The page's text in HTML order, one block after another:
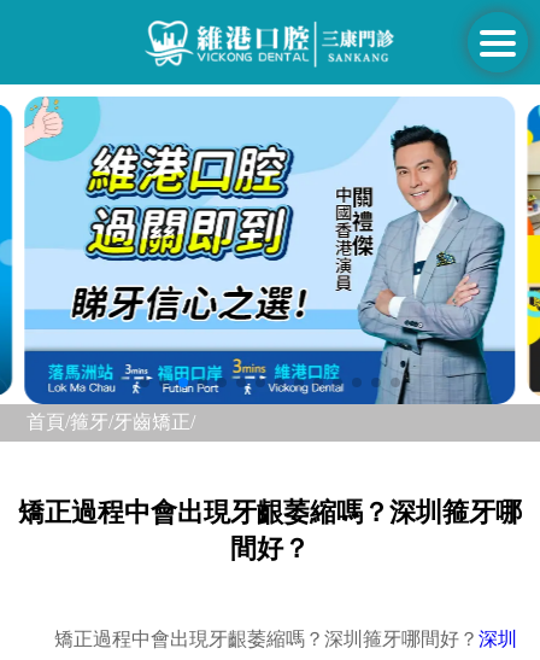
首頁/箍牙/牙齒矯正/
矯正過程中會出現牙齦萎縮嗎？深圳箍牙哪
間好？
矯正過程中會出現牙齦萎縮嗎？深圳箍牙哪間好？深圳